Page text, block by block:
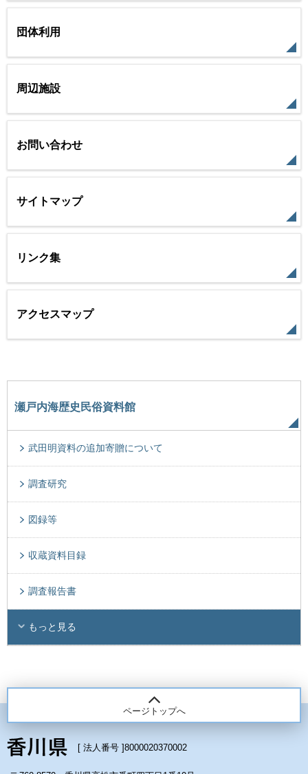
団体利用
周辺施設
お問い合わせ
サイトマップ
リンク集
アクセスマップ
瀬戸内海歴史民俗資料館
武田明資料の追加寄贈について
調査研究
図録等
収蔵資料目録
調査報告書
もっと見る
ページトップへ
[ 法人番号 ]8000020370002